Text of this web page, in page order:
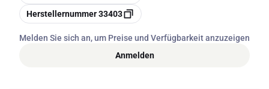
Kopieren
Herstellernummer33403
Melden Sie sich an, um Preise und Verfügbarkeit anzuzeigen
Anmelden